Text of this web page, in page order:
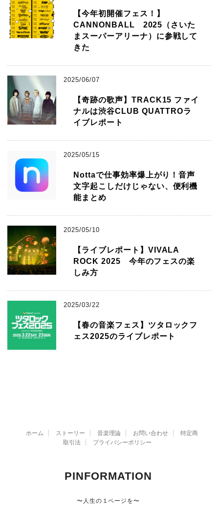
【今年初開催フェス！】
CANNONBALL 2025（さいた
まスーパーアリーナ）に参戦して
きた
2025/06/07
【奇跡の歌声】TRACK15 ファイ
ナルは渋谷CLUB QUATTROラ
イブレポート
2025/05/15
Nottaで仕事効率爆上がり！音声
文字起こしだけじゃない、便利機
能まとめ
2025/05/10
【ライブレポート】VIVALA
ROCK 2025 今年のフェスの楽
しみ方
2025/03/22
【春の音楽フェス】ツタロックフ
ェス2025のライブレポート
ホーム ストーリー 音楽理論 お問い合わせ
特定商
取引法
プライバシーポリシー
PINFORMATION
〜人生の１ページを〜